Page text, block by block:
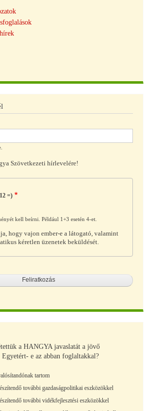
Szövetkezeti hírlevelére!
=)
kell beírni. Például 1+3 esetén 4-et.
hogy vajon ember-e a látogató, valamint
kéretlen üzenetek beküldését.
a HANGYA javaslatát a jövő
e az abban foglaltakkal?
tartom
további gazdaságpolitikai eszközökkel
további vidékfejlesztési eszközökkel